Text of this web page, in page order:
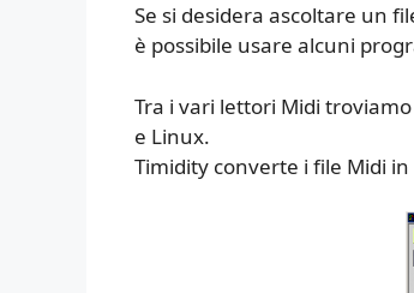
Se si desidera ascoltare un
è possibile usare alcuni
Tra i vari lettori Midi troviamo
e Linux.
Timidity converte i file Midi